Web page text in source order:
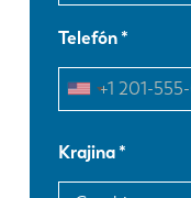
Telefón
Krajina
EN
FR